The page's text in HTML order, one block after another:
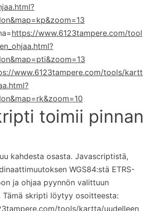
https://www.6123tampere.com/tool
www.6123tampere.com/tools/kartt
toimii pinnan
kahdesta osasta. Javascriptistä,
WGS84:stä ETRS-
ja ohjaa pyynnön valittuun
Tämä skripti löytyy osoitteesta:
tools/kartta/uudelleen_